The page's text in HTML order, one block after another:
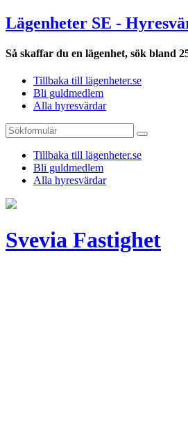
Lägenheter SE -
Så skaffar du en lägenhet, sök bland
Tillbaka till lägenheter.se
Bli guldmedlem
Alla hyresvärdar
Tillbaka till lägenheter.se
Bli guldmedlem
Alla hyresvärdar
Svevia Fastighet